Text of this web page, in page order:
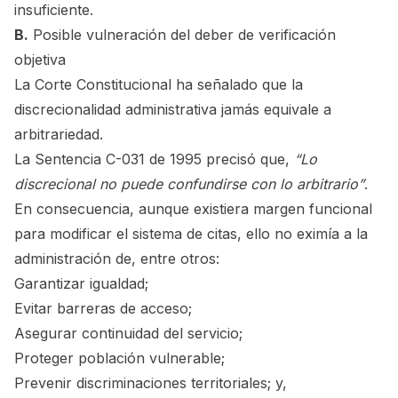
insuficiente.
B. Posible vulneración del deber de verificación
objetiva
La Corte Constitucional ha señalado que la
discrecionalidad administrativa jamás equivale a
arbitrariedad.
La Sentencia C-031 de 1995 precisó que, “Lo
discrecional no puede confundirse con lo arbitrario”.
En consecuencia, aunque existiera margen funcional
para modificar el sistema de citas, ello no eximía a la
administración de, entre otros:
Garantizar igualdad;
Evitar barreras de acceso;
Asegurar continuidad del servicio;
Proteger población vulnerable;
Prevenir discriminaciones territoriales; y,